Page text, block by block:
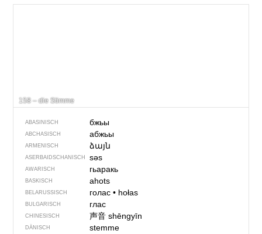
158 – die Stimme
ABASINISCH бжьы
ABCHASISCH абжьы
ARMENISCH ձայն
ASERBAIDSCHANISCH səs
AWARISCH гьаракь
BASKISCH ahots
BELARUSSISCH голас• hołas
BULGARISCH глас
CHINESISCH 声音shēngyīn
DÄNISCH stemme